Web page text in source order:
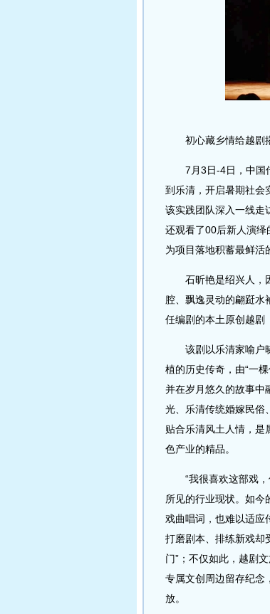
初心藏乡情给越剧搭
7月3日-4日，中国传
到乐清，开启暑期社会
该实践团队深入一线走
还观看了00后新人演绎
为项目落地积蓄最鲜活
石昕艳是绍兴人，因
腔、飘逸灵动的翩跹水
任编剧的本土原创越剧
该剧以乐清家喻户晓
植的历史传奇，由“一
并在岁月悠久的故事中
光、乐清传统婚嫁民俗
贴合乐清风土人情，是
色产业的精品。
“我很喜欢这部戏，
所见的行业现状。如今
戏曲唱词，也难以适应
打磨剧本、排练新戏却
门”；不仅如此，越剧
专属文创周边留存纪念
放。